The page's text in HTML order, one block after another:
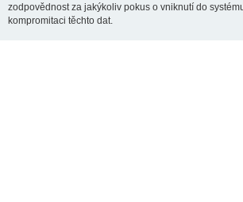
zodpovědnost za jakýkoliv pokus o vniknutí do
kompromitaci těchto dat.